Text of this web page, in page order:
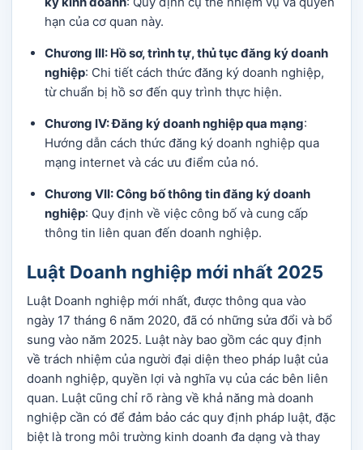
hạn của cơ quan này.
Chương III: Hồ sơ, trình tự, thủ tục đăng ký doanh
nghiệp: Chi tiết cách thức đăng ký doanh nghiệp,
từ chuẩn bị hồ sơ đến quy trình thực hiện.
Chương IV: Đăng ký doanh nghiệp qua mạng:
Hướng dẫn cách thức đăng ký doanh nghiệp qua
mạng internet và các ưu điểm của nó.
Chương VII: Công bố thông tin đăng ký doanh
nghiệp: Quy định về việc công bố và cung cấp
thông tin liên quan đến doanh nghiệp.
Luật Doanh nghiệp mới nhất 2025
Luật Doanh nghiệp mới nhất, được thông qua vào
ngày 17 tháng 6 năm 2020, đã có những sửa đổi và bổ
sung vào năm 2025. Luật này bao gồm các quy định
về trách nhiệm của người đại diện theo pháp luật của
doanh nghiệp, quyền lợi và nghĩa vụ của các bên liên
quan. Luật cũng chỉ rõ ràng về khả năng mà doanh
nghiệp cần có để đảm bảo các quy định pháp luật, đặc
biệt là trong môi trường kinh doanh đa dạng và thay